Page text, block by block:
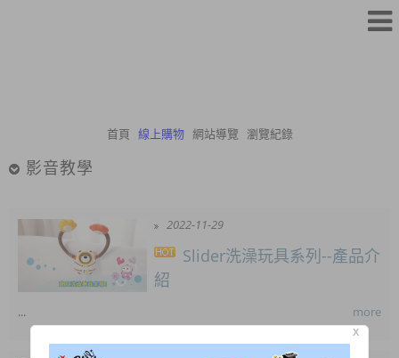
首頁 線上購物 網站導覽 瀏覽紀錄
影音教學
2022-11-29
Slider洗澡玩具系列--產品介
紹
... more
X